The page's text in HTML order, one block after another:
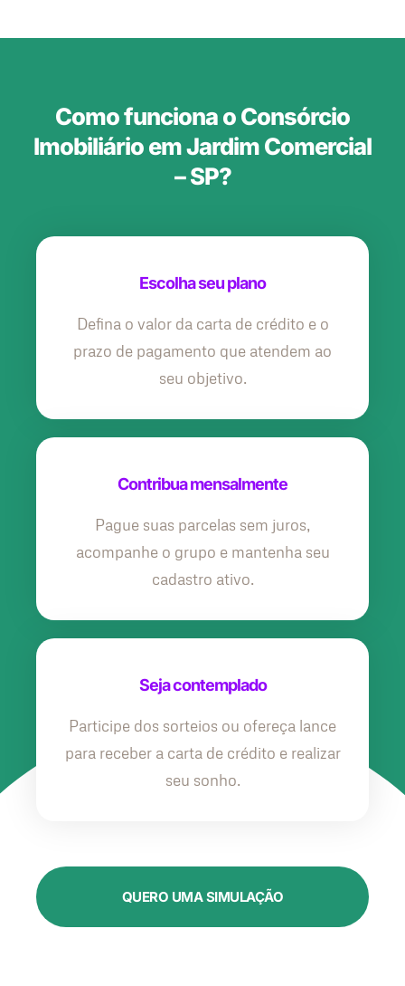
Como funciona o Consórcio
Imobiliário em Jardim Comercial
– SP?
Escolha seu plano
Defina o valor da carta de crédito e o
prazo de pagamento que atendem ao
seu objetivo.
Contribua mensalmente
Pague suas parcelas sem juros,
acompanhe o grupo e mantenha seu
cadastro ativo.
Seja contemplado
Participe dos sorteios ou ofereça lance
para receber a carta de crédito e realizar
seu sonho.
QUERO UMA SIMULAÇÃO